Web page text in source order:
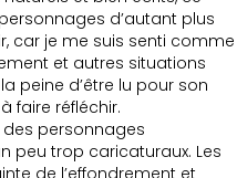
d’autant plus
car je me suis senti comme
et autres situations
peine d’être lu pour son
faire réfléchir.
personnages
peu trop caricaturaux. Les
de l’effondrement et